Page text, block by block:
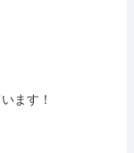
ます！